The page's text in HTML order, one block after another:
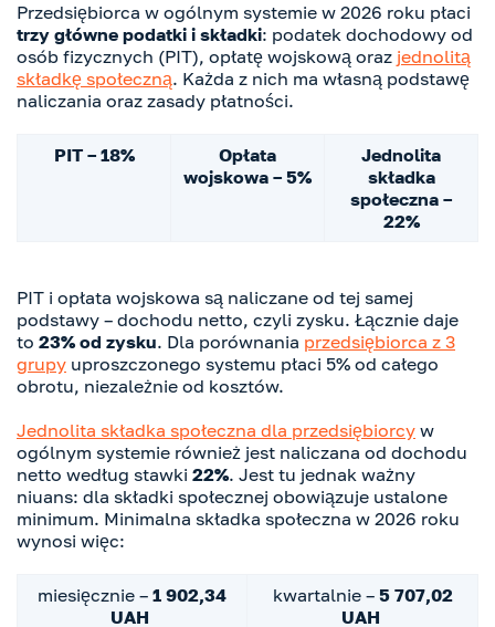
Przedsiębiorca w ogólnym systemie w 2026 roku płaci
trzy główne podatki i składki: podatek dochodowy od
osób fizycznych (PIT), opłatę wojskową oraz jednolitą
składkę społeczną. Każda z nich ma własną podstawę
naliczania oraz zasady płatności.
PIT – 18%
Opłata
wojskowa – 5%
Jednolita
składka
społeczna –
22%
PIT i opłata wojskowa są naliczane od tej samej
podstawy – dochodu netto, czyli zysku. Łącznie daje
to 23% od zysku. Dla porównania przedsiębiorca z 3
grupy uproszczonego systemu płaci 5% od całego
obrotu, niezależnie od kosztów.
Jednolita składka społeczna dla przedsiębiorcy w
ogólnym systemie również jest naliczana od dochodu
netto według stawki 22%. Jest tu jednak ważny
niuans: dla składki społecznej obowiązuje ustalone
minimum. Minimalna składka społeczna w 2026 roku
wynosi więc:
miesięcznie – 1 902,34
UAH
kwartalnie – 5 707,02
UAH